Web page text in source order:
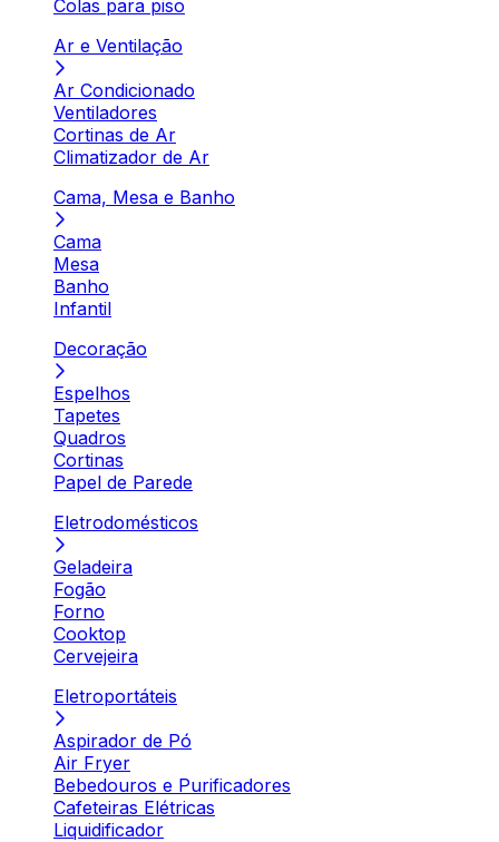
Colas para piso
Ar e Ventilação
Ar Condicionado
Ventiladores
Cortinas de Ar
Climatizador de Ar
Cama, Mesa e Banho
Cama
Mesa
Banho
Infantil
Decoração
Espelhos
Tapetes
Quadros
Cortinas
Papel de Parede
Eletrodomésticos
Geladeira
Fogão
Forno
Cooktop
Cervejeira
Eletroportáteis
Aspirador de Pó
Air Fryer
Bebedouros e Purificadores
Cafeteiras Elétricas
Liquidificador